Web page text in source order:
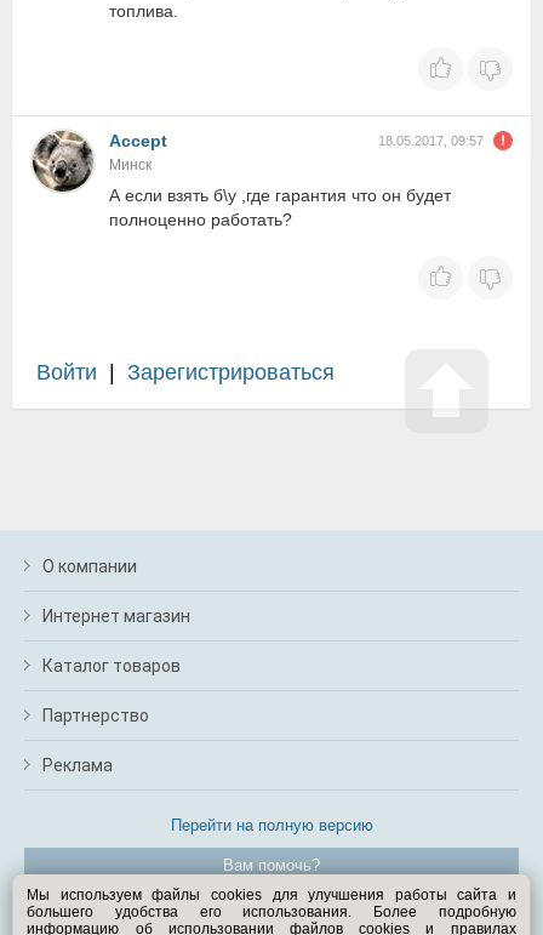
топлива.
Accept 18.05.2017, 09:57
Минск
А если взять б\у ,где гарантия что он будет
полноценно работать?
Войти Зарегистрироваться
О компании
Интернет магазин
Каталог товаров
Партнерство
Реклама
Перейти на полную версию
Вам помочь?
© Exist.ru 1998—2026
Мы используем файлы cookies для улучшения работы сайта и
большего удобства его использования. Более подробную
информацию об использовании файлов cookies и правилах